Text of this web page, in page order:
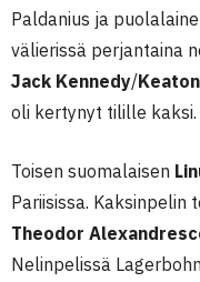
Paldanius ja
välierissä perjantaina
Jack Kennedy/
oli kertynyt tilille kaksi.
Toisen suomalaisen
Pariisissa.
Theodor
Nelinpelissä